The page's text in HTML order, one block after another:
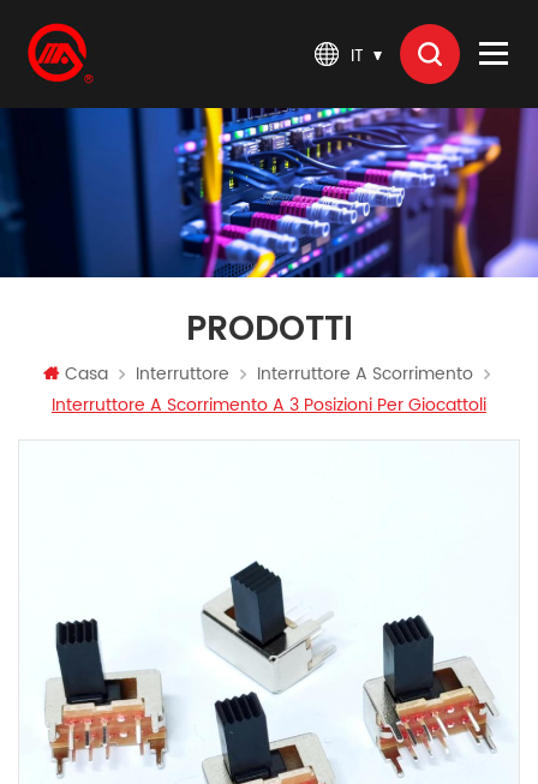
IT
PRODOTTI
Casa Interruttore
Interruttore A Scorrimento
Interruttore A Scorrimento A 3 Posizioni Per Giocattoli